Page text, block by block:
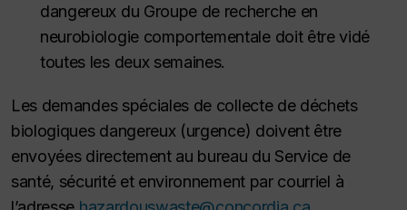
dangereux du Groupe de recherche en
neurobiologie comportementale doit être vidé
toutes les deux semaines.
Les demandes spéciales de collecte de déchets
biologiques dangereux (urgence) doivent être
envoyées directement au bureau du Service de
santé, sécurité et environnement par courriel à